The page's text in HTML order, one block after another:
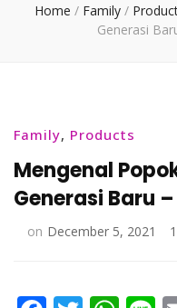
Home / Family /
Generasi
Family, Products
Mengenal
Generasi Baru
on December 5, 2021